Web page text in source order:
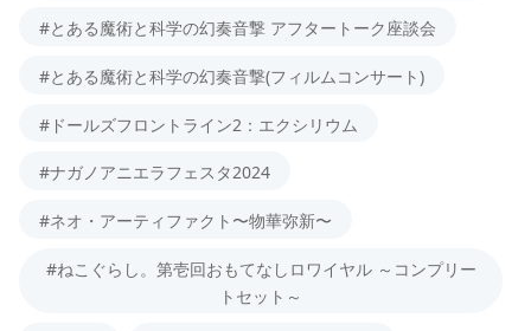
#とある魔術と科学の幻奏音撃 アフタートーク座談会
#とある魔術と科学の幻奏音撃(フィルムコンサート)
#ドールズフロントライン2：エクシリウム
#ナガノアニエラフェスタ2024
#ネオ・アーティファクト〜物華弥新〜
#ねこぐらし。第壱回おもてなしロワイヤル ～コンプリー
トセット～